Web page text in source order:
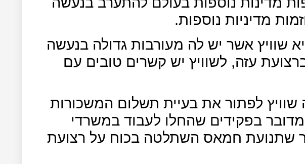
מדיניות נוספות.
שוויץ אשר יש לה מעורבות גדולה בנעשה
עזה, לשוויץ יש קשרים טובים עם
2014 ניסתה שוויץ לפתור את בעיית תשלום המשכורות
בפקידים שהחלו לעבוד במשרדי
שתנועת חמאס השתלטה בכוח על רצועת